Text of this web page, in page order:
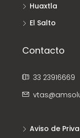
Huaxtla
El Salto
Contacto
33 23916669
Aviso de